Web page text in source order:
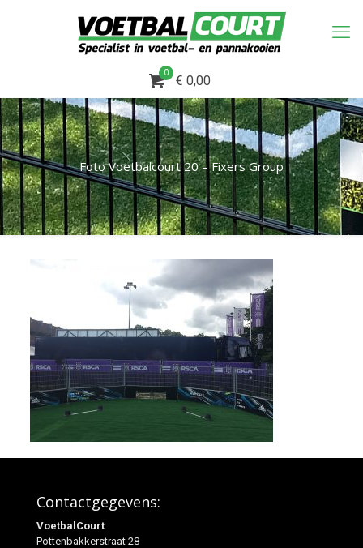
0
€ 0,00
Foto Voetbalcourt 20 – Fixers Group
Contactgegevens:
VoetbalCourt
Pottenbakkerstraat 28